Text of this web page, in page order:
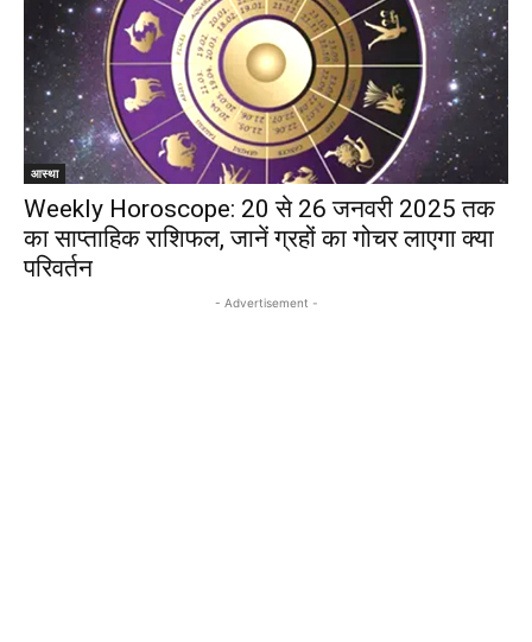
आस्था
Weekly Horoscope: 20 से 26 जनवरी 2025 तक
का साप्ताहिक राशिफल, जानें ग्रहों का गोचर लाएगा क्या
परिवर्तन
- Advertisement -